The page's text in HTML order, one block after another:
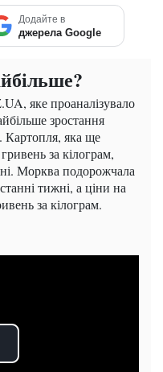
Додайте в
джерела Google
яке проаналізувало
зростання
Картопля, яка ще
за кілограм,
Морква подорожчала
тижні, а ціни на
за кілограм.